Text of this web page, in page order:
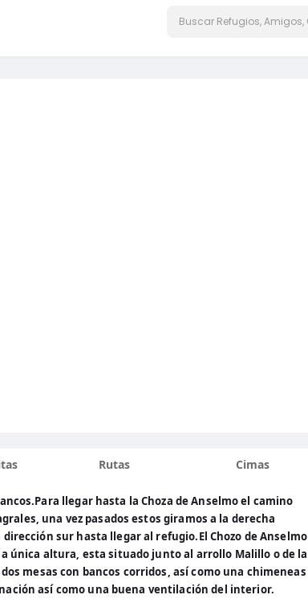
llegar hasta la Choza de Anselmo el camino
una vez pasados estos giramos a la derecha
sur hasta llegar al refugio.El Chozo de Anselmo
única altura, esta situado junto al arrollo Malillo o de la
mesas con bancos corridos, así como una chimeneas
así como una buena ventilación del interior.
Rutas
Cimas